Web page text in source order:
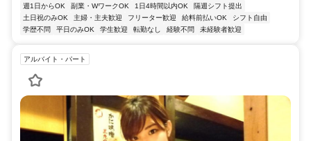
週1日からOK 副業・WワークOK 1日4時間以内OK
隔週シフト提出
土日祝のみOK
主婦・主夫歓迎 フリーター歓迎 給料前払いOK
シフト自由
学歴不問
平日のみOK 学生歓迎 転勤なし 経験不問 未経験者歓迎
アルバイト・パート